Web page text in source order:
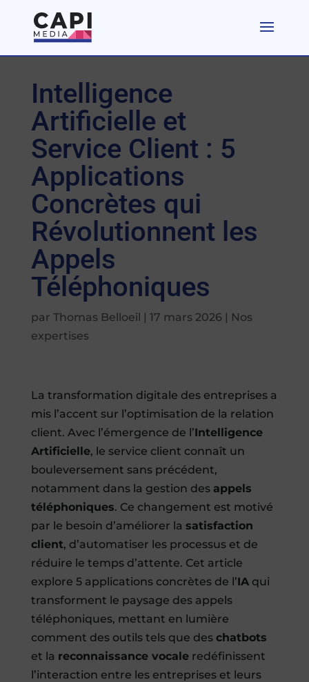
Intelligence
Artificielle et
Service Client : 5
Applications
Concrètes qui
Révolutionnent les
Appels
Téléphoniques
par Thomas Belloeil | 17 mars 2026 | Nos
expertises
La transformation digitale des entreprises a
mis l’accent sur l’optimisation de la relation
client. Avec l’émergence de l’Intelligence
Artificielle, le service client connaît un
bouleversement sans précédent,
notamment dans la gestion des appels
téléphoniques. Ce changement est motivé
par le besoin d’améliorer la satisfaction
client, d’automatiser les processus et de
réduire le temps d’attente. Cet article
explore 5 applications concrètes de l’IAqui
transforment le paysage des appels
téléphoniques, mettant en lumière
comment des outils tels que des chatbots
et la reconnaissance vocaleredéfinissent
l’interaction entre les entreprises et leurs